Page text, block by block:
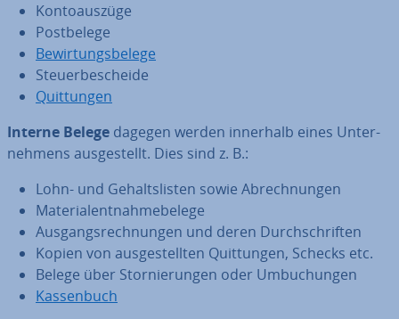
Kon­to­aus­zü­ge
Post­be­le­ge
Be­wir­tungs­be­le­ge
Steu­er­be­schei­de
Quit­tun­gen
Interne Belege dagegen werden innerhalb eines Un­ter­
neh­mens aus­ge­stellt. Dies sind z. B.:
Lohn- und Ge­halts­lis­ten sowie Ab­rech­nun­gen
Ma­te­ri­al­ent­nah­me­be­le­ge
Aus­gangs­rech­nun­gen und deren Durch­schrif­ten
Kopien von aus­ge­stell­ten Quit­tun­gen, Schecks etc.
Belege über Stor­nie­run­gen oder Um­bu­chun­gen
Kas­sen­buch